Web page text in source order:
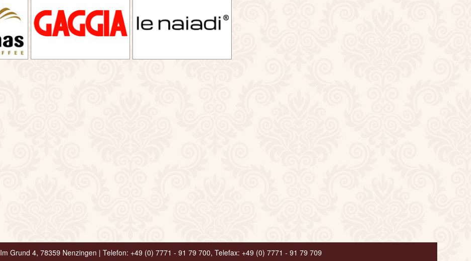
Im Grund 4, 78359 Nenzingen | Telefon: +49 (0) 7771 - 91 79 700, Telefax: +49 (0) 7771 - 91 79 709